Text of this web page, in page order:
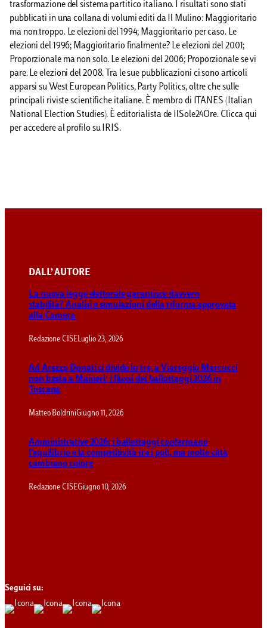
trasformazione del sistema partitico italiano. I risultati sono stati
pubblicati in una collana di volumi editi da Il Mulino: Maggioritario
ma non troppo. Le elezioni del 1994; Maggioritario per caso. Le
elezioni del 1996; Maggioritario finalmente? Le elezioni del 2001;
Proporzionale ma non solo. Le elezioni del 2006; Proporzionale se vi
pare. Le elezioni del 2008. Tra le sue pubblicazioni ci sono articoli
apparsi su West European Politics, Party Politics, oltre che sulle
principali riviste scientifiche italiane. È membro di ITANES (Italian
National Election Studies). È editorialista de IlSole24Ore. Clicca qui
per accedere al profilo su IRIS.
DALL’ AUTORE
La nuova legge elettorale garantisce davvero
stabilità? Analisi e simulazioni della riforma approvata
alla Camera
Redazione CISELuglio 23, 2026
Ad Arezzo Donati si divide in tre, a Viareggio Marcucci
non basta a Maineri: i flussi dei ballottaggi 2026 in
Toscana
Matteo BoldriniGiugno 11, 2026
Amministrative 2026: i ballottaggi confermano
l’equilibrio e la competitività tra i poli, ma molte città
cambiano colore
Redazione CISEGiugno 10, 2026
Seguici su: